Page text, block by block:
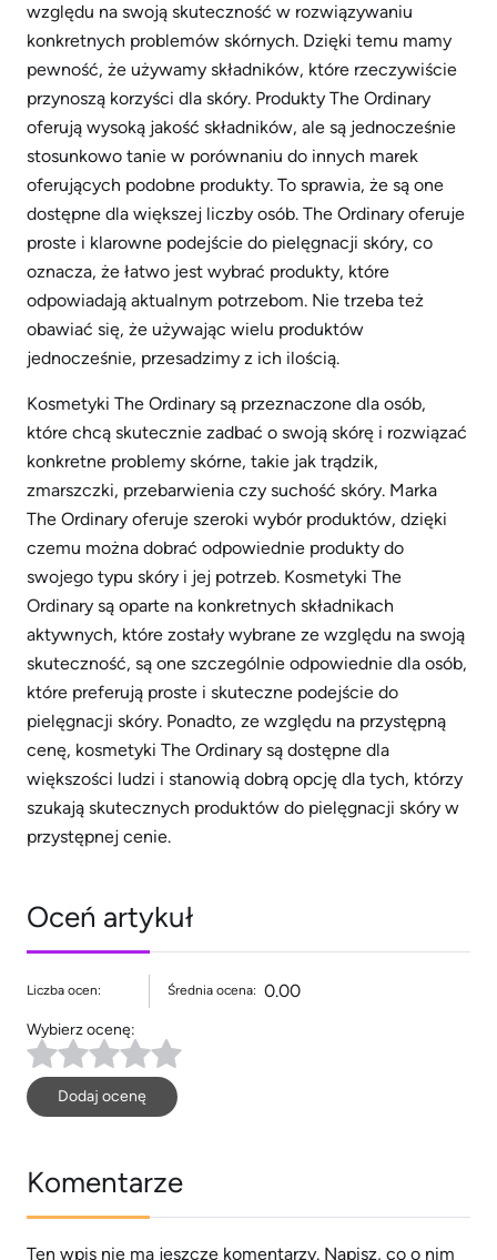
względu na swoją skuteczność w rozwiązywaniu
konkretnych problemów skórnych. Dzięki temu mamy
pewność, że używamy składników, które rzeczywiście
przynoszą korzyści dla skóry. Produkty The Ordinary
oferują wysoką jakość składników, ale są jednocześnie
stosunkowo tanie w porównaniu do innych marek
oferujących podobne produkty. To sprawia, że są one
dostępne dla większej liczby osób. The Ordinary oferuje
proste i klarowne podejście do pielęgnacji skóry, co
oznacza, że łatwo jest wybrać produkty, które
odpowiadają aktualnym potrzebom. Nie trzeba też
obawiać się, że używając wielu produktów
jednocześnie, przesadzimy z ich ilością.
Kosmetyki The Ordinary są przeznaczone dla osób,
które chcą skutecznie zadbać o swoją skórę i rozwiązać
konkretne problemy skórne, takie jak trądzik,
zmarszczki, przebarwienia czy suchość skóry. Marka
The Ordinary oferuje szeroki wybór produktów, dzięki
czemu można dobrać odpowiednie produkty do
swojego typu skóry i jej potrzeb. Kosmetyki The
Ordinary są oparte na konkretnych składnikach
aktywnych, które zostały wybrane ze względu na swoją
skuteczność, są one szczególnie odpowiednie dla osób,
które preferują proste i skuteczne podejście do
pielęgnacji skóry. Ponadto, ze względu na przystępną
cenę, kosmetyki The Ordinary są dostępne dla
większości ludzi i stanowią dobrą opcję dla tych, którzy
szukają skutecznych produktów do pielęgnacji skóry w
przystępnej cenie.
Oceń artykuł
Liczba ocen: Średnia ocena: 0.00
Wybierz ocenę:
Dodaj ocenę
Komentarze
Ten wpis nie ma jeszcze komentarzy. Napisz, co o nim